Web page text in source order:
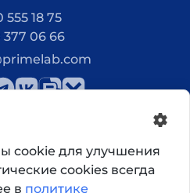
555 18 75
377 06 66
cookie для улучшения
cookies всегда
в политике